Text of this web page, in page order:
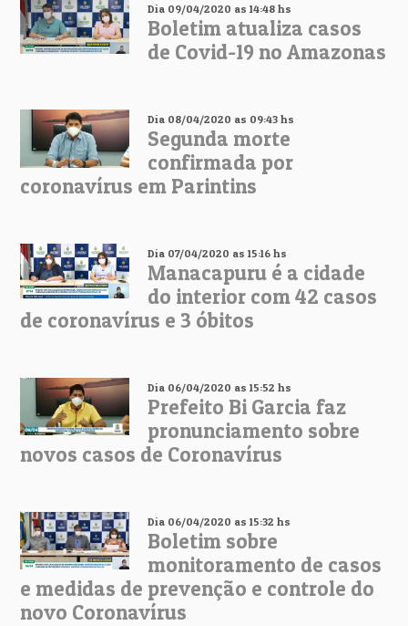
Dia 09/04/2020 as 14:48 hs
Boletim atualiza casos
de Covid-19 no Amazonas
Dia 08/04/2020 as 09:43 hs
Segunda morte
confirmada por
coronavírus em Parintins
Dia 07/04/2020 as 15:16 hs
Manacapuru é a cidade
do interior com 42 casos
de coronavírus e 3 óbitos
Dia 06/04/2020 as 15:52 hs
Prefeito Bi Garcia faz
pronunciamento sobre
novos casos de Coronavírus
Dia 06/04/2020 as 15:32 hs
Boletim sobre
monitoramento de casos
e medidas de prevenção e controle do
novo Coronavírus